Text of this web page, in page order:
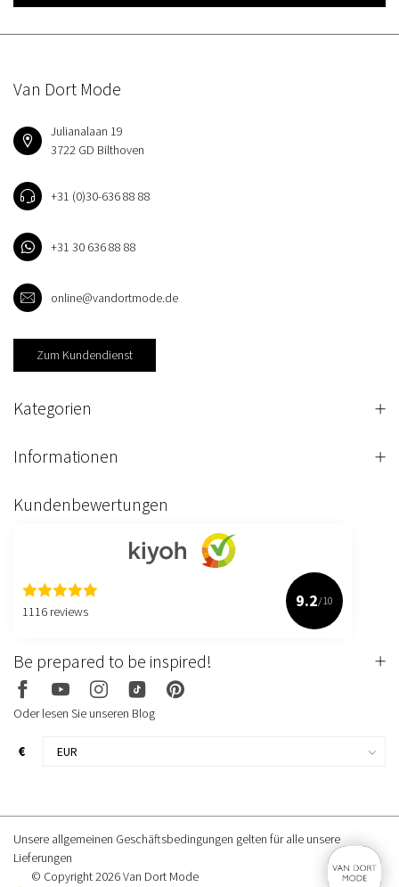
Van Dort Mode
Julianalaan 19
3722 GD Bilthoven
+31 (0)30-636 88 88
+31 30 636 88 88
online@vandortmode.de
Zum Kundendienst
Kategorien
Informationen
Kundenbewertungen
1116 reviews
9.2/10
Be prepared to be inspired!
Oder lesen Sie unseren Blog
€
Unsere allgemeinen Geschäftsbedingungen gelten für alle unsere
Lieferungen
© Copyright 2026 Van Dort Mode